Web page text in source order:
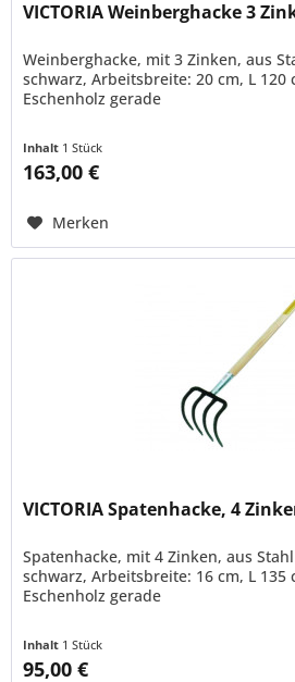
VICTORIA Weinberghacke 3
Weinberghacke, mit 3 Zinken, aus
schwarz, Arbeitsbreite: 20 cm, L 120
Eschenholz gerade
Inhalt 1 Stück
163,00 €
Merken
VICTORIA Spatenhacke, 4
Spatenhacke, mit 4 Zinken, aus
schwarz, Arbeitsbreite: 16 cm, L 135
Eschenholz gerade
Inhalt 1 Stück
95,00 €